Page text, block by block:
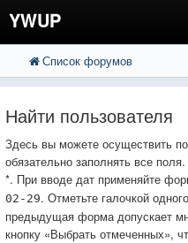
YWUP
FAQ
Вход
Список форумов
Найти пользователя
Здесь вы можете осуществить
обязательно заполнять все
*. При вводе дат применяйте
02-29. Отметьте галочкой
предыдущая форма допускает
кнопку «Выбрать отмеченных»,